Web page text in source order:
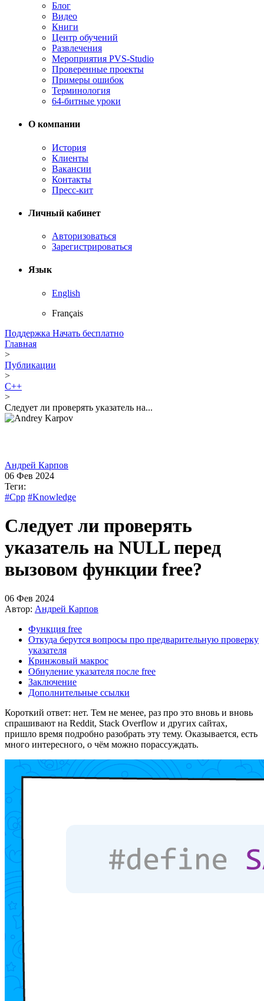
Блог
Видео
Книги
Центр обучений
Развлечения
Мероприятия PVS-Studio
Проверенные проекты
Примеры ошибок
Терминология
64-битные уроки
О компании
История
Клиенты
Вакансии
Контакты
Пресс-кит
Личный кабинет
Авторизоваться
Зарегистрироваться
Язык
English
Français
Поддержка Начать бесплатно
Главная
>
Публикации
>
C++
>
Следует ли проверять указатель на...
Андрей Карпов
06 Фев 2024
Теги:
#Cpp #Knowledge
Следует ли проверять
указатель на NULL перед
вызовом функции free?
06 Фев 2024
Автор: Андрей Карпов
Функция free
Откуда берутся вопросы про предварительную проверку
указателя
Кринжовый макрос
Обнуление указателя после free
Заключение
Дополнительные ссылки
Короткий ответ: нет. Тем не менее, раз про это вновь и вновь
спрашивают на Reddit, Stack Overflow и других сайтах,
пришло время подробно разобрать эту тему. Оказывается, есть
много интересного, о чём можно порассуждать.